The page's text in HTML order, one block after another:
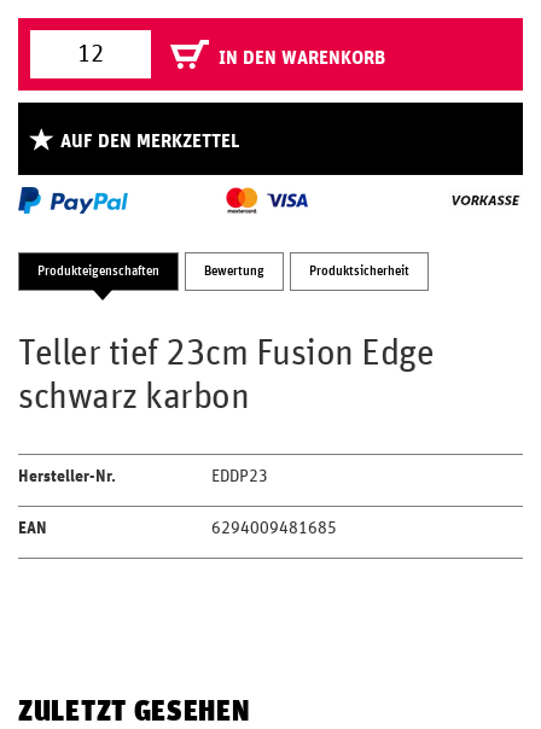
IN DEN WARENKORB
AUF DEN MERKZETTEL
Produkteigenschaften Bewertung Produktsicherheit
Teller tief 23cm Fusion Edge
schwarz karbon
Hersteller-Nr. EDDP23
EAN 6294009481685
ZULETZT GESEHEN